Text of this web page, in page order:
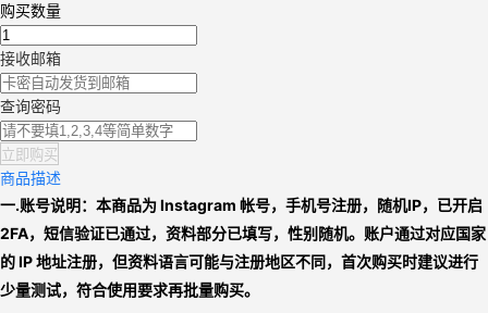
购买数量
接收邮箱
查询密码
立即购买
商品描述
一.账号说明： 本商品为 Instagram 帐号， 手机号注册，随机IP，已开启
2FA， 短信验证已通过，资料部分已填写，性别随机。 账户通过对应国家
的 IP 地址注册，但资料语言可能与注册地区不同， 首次购买时建议进行
少量测试，符合使用要求再批量购买。